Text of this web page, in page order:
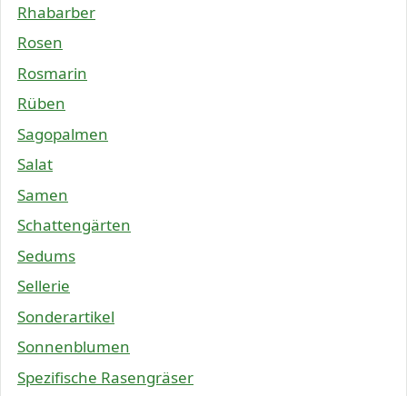
Rhabarber
Rosen
Rosmarin
Rüben
Sagopalmen
Salat
Samen
Schattengärten
Sedums
Sellerie
Sonderartikel
Sonnenblumen
Spezifische Rasengräser